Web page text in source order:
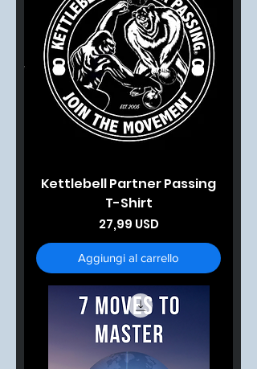
Kettlebell Partner Passing
T-Shirt
Prezzo
27,99 USD
Aggiungi al carrello